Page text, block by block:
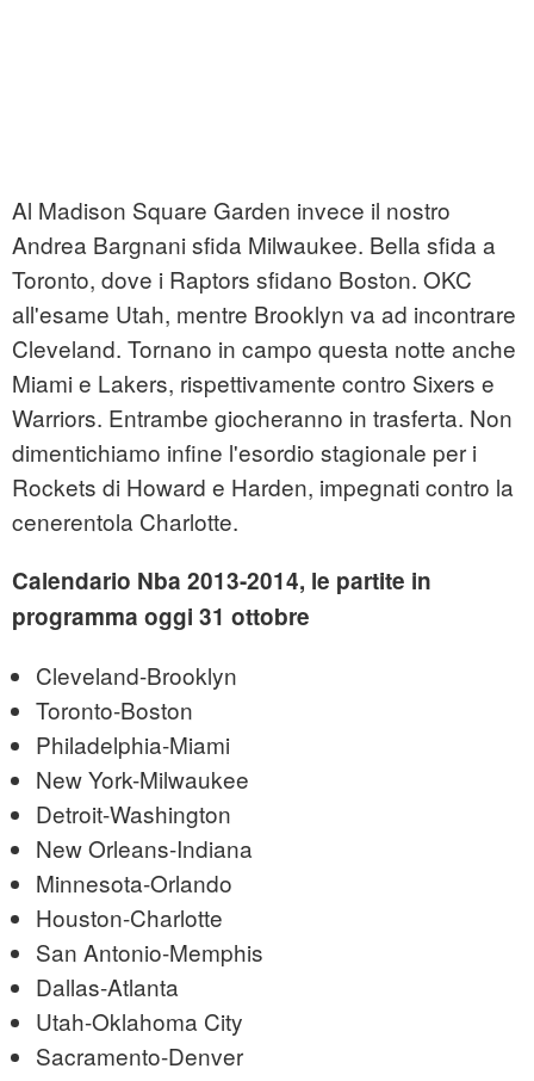
Al Madison Square Garden invece il nostro
Andrea Bargnani sfida Milwaukee. Bella sfida a
Toronto, dove i Raptors sfidano Boston. OKC
all'esame Utah, mentre Brooklyn va ad incontrare
Cleveland. Tornano in campo questa notte anche
Miami e Lakers, rispettivamente contro Sixers e
Warriors. Entrambe giocheranno in trasferta. Non
dimentichiamo infine l'esordio stagionale per i
Rockets di Howard e Harden, impegnati contro la
cenerentola Charlotte.
Calendario Nba 2013-2014, le partite in
programma oggi 31 ottobre
Cleveland-Brooklyn
Toronto-Boston
Philadelphia-Miami
New York-Milwaukee
Detroit-Washington
New Orleans-Indiana
Minnesota-Orlando
Houston-Charlotte
San Antonio-Memphis
Dallas-Atlanta
Utah-Oklahoma City
Sacramento-Denver